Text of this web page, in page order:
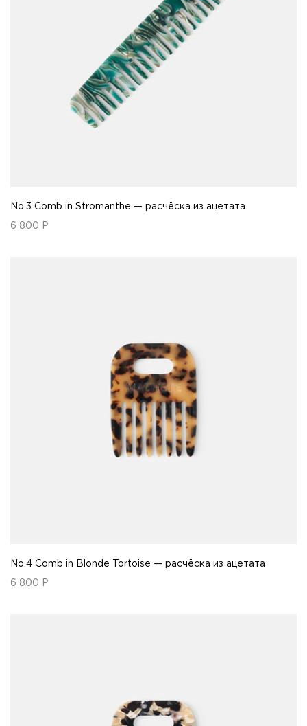
No.3 Comb in Stromanthe — расчёска из ацетата
6 800 Р
No.4 Comb in Blonde Tortoise — расчёска из ацетата
6 800 Р